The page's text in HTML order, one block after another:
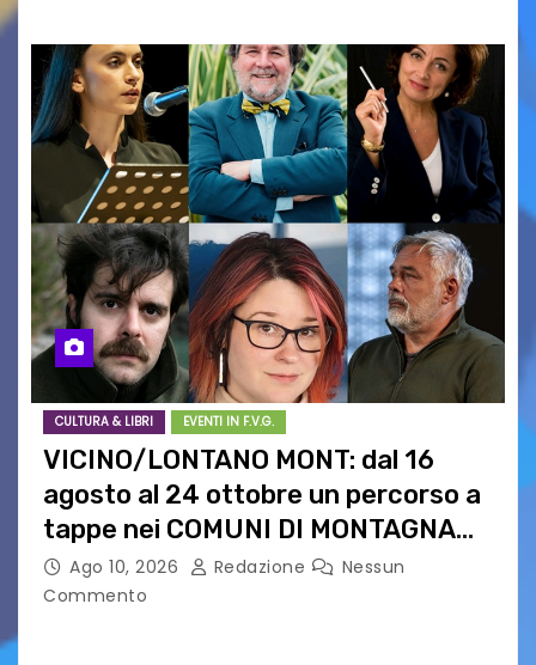
CULTURA & LIBRI EVENTI IN F.V.G.
VICINO/LONTANO MONT: dal 16
agosto al 24 ottobre un percorso a
tappe nei COMUNI DI MONTAGNA
DEL FVG
Ago 10, 2026 Redazione
Nessun
Commento